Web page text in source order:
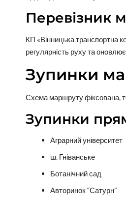
Перевізник
КП «Вінницька транспортна
регулярність руху та
Зупинки
Схема маршруту фіксована,
Зупинки
Аграрний університет
ш. Гніванське
Ботанічний сад
Авторинок “Сатурн”